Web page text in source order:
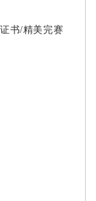
书/精美完赛